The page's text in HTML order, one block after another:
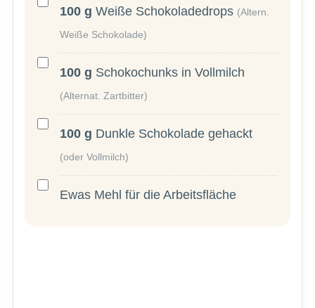
100 g Weiße Schokoladedrops (Altern.
Weiße Schokolade)
100 g Schokochunks in Vollmilch
(Alternat. Zartbitter)
100 g Dunkle Schokolade gehackt
(oder Vollmilch)
Ewas Mehl für die Arbeitsfläche